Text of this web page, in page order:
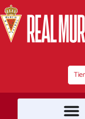
al
contenido